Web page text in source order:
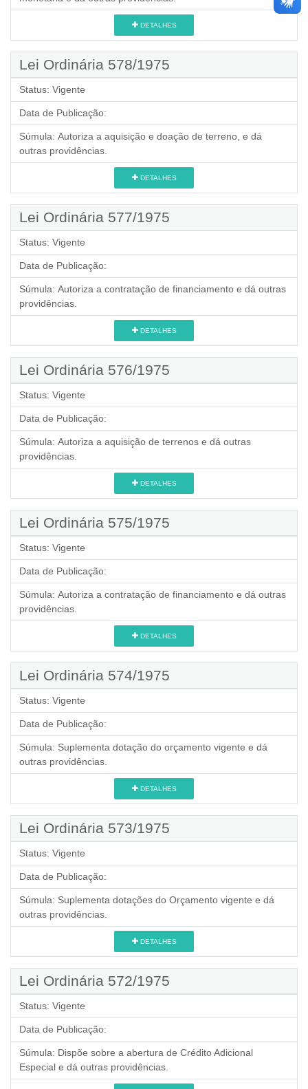
DETALHES
Lei Ordinária 578/1975
Status: Vigente
Data de Publicação:
Súmula: Autoriza a aquisição e doação de terreno, e dá
outras providências.
DETALHES
Lei Ordinária 577/1975
Status: Vigente
Data de Publicação:
Súmula: Autoriza a contratação de financiamento e dá outras
providências.
DETALHES
Lei Ordinária 576/1975
Status: Vigente
Data de Publicação:
Súmula: Autoriza a aquisição de terrenos e dá outras
providências.
DETALHES
Lei Ordinária 575/1975
Status: Vigente
Data de Publicação:
Súmula: Autoriza a contratação de financiamento e dá outras
providências.
DETALHES
Lei Ordinária 574/1975
Status: Vigente
Data de Publicação:
Súmula: Suplementa dotação do orçamento vigente e dá
outras providências.
DETALHES
Lei Ordinária 573/1975
Status: Vigente
Data de Publicação:
Súmula: Suplementa dotações do Orçamento vigente e dá
outras providências.
DETALHES
Lei Ordinária 572/1975
Status: Vigente
Data de Publicação:
Súmula: Dispõe sobre a abertura de Crédito Adicional
Especial e dá outras providências.